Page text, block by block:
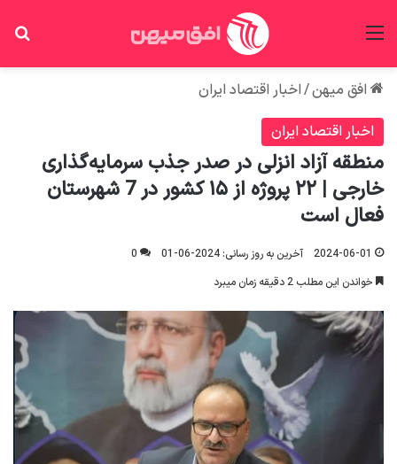
افق میهن/اخبار اقتصاد ایران
اخبار اقتصاد ایران
منطقه آزاد انزلی در صدر جذب سرمایه‌گذاری
خارجی | ۲۲ پروژه از ۱۵ کشور در 7 شهرستان
فعال است
2024-06-01 آخرین به روز رسانی: 2024-06-01
0
خواندن این مطلب 2 دقیقه زمان میبرد